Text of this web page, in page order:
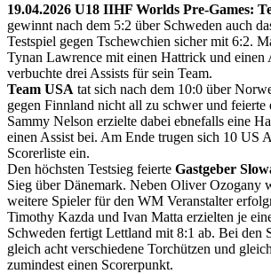
19.04.2026 U18 IIHF Worlds Pre-Games:
gewinnt nach dem 5:2 über Schweden auch
Testspiel gegen Tschewchien sicher mit 6:2.
Tynan Lawrence mit einen Hattrick und
verbuchte drei Assists für sein Team.
Team USA tat sich nach dem 10:0 über
gegen Finnland nicht all zu schwer und feierte
Sammy Nelson erzielte dabei ebnefalls eine
einen Assist bei. Am Ende trugen sich 10 US
Scorerliste ein.
Den höchsten Testsieg feierte Gastgeber
Sieg über Dänemark. Neben Oliver Ozogany
weitere Spieler für den WM Veranstalter
Timothy Kazda und Ivan Matta erzielten je
Schweden fertigt Lettland mit 8:1 ab. Bei den
gleich acht verschiedene Torchützen und
zumindest einen Scorerpunkt.